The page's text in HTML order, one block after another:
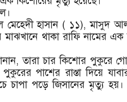
হাসান ( ১১), মাসুদ
থাকা রাফি নামের এক
তারা চার কিশোর পুকুরে
পাশের রাস্তা দিয়ে
পড়ে জিসানের মৃত্যু হয়।